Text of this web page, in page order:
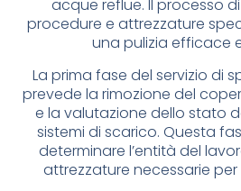
acque reflue. Il processo
procedure e attrezzature
una pulizia efficace
La prima fase del servizio di
prevede la rimozione del
e la valutazione dello stato
sistemi di scarico. Questa
determinare l’entità del
attrezzature necessarie per